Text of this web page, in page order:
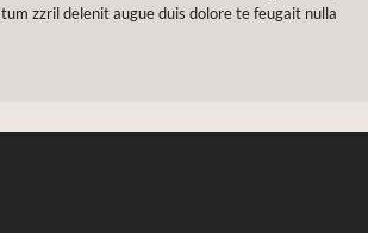
zzril delenit augue duis dolore te feugait nulla